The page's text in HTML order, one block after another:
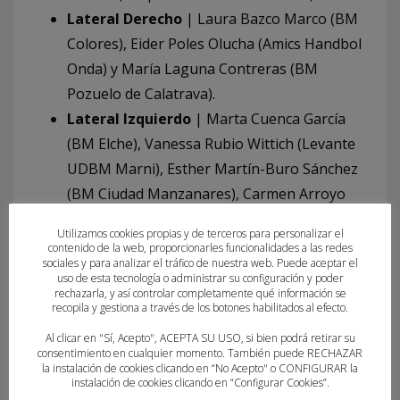
Lateral Derecho | Laura Bazco Marco (BM
Colores), Eider Poles Olucha (Amics Handbol
Onda) y María Laguna Contreras (BM
Pozuelo de Calatrava).
Lateral Izquierdo | Marta Cuenca García
(BM Elche), Vanessa Rubio Wittich (Levante
UDBM Marni), Esther Martín-Buro Sánchez
(BM Ciudad Manzanares), Carmen Arroyo
y Ester Somaza Bosch (Fundació Handbol
Roqueros).
Extremo Derecho| Paula Agulló Pelegrín
(BM Elche), Garoa Sarrionandia-Ibarra Lezea
(Zubileta Evolution Zuazo) y Ugazi
Manterola Leunda (Zarautz KE).
Extremo Izquierdo| Mara Villanueva Jato
Utilizamos cookies propias y de terceros para personalizar el
contenido de la web, proporcionarles funcionalidades a las redes
sociales y para analizar el tráfico de nuestra web. Puede aceptar el
uso de esta tecnología o administrar su configuración y poder
rechazarla, y así controlar completamente qué información se
recopila y gestiona a través de los botones habilitados al efecto.
Al clicar en "Sí, Acepto", ACEPTA SU USO, si bien podrá retirar su
consentimiento en cualquier momento. También puede RECHAZAR
la instalación de cookies clicando en “No Acepto" o CONFIGURAR la
instalación de cookies clicando en “Configurar Cookies”.